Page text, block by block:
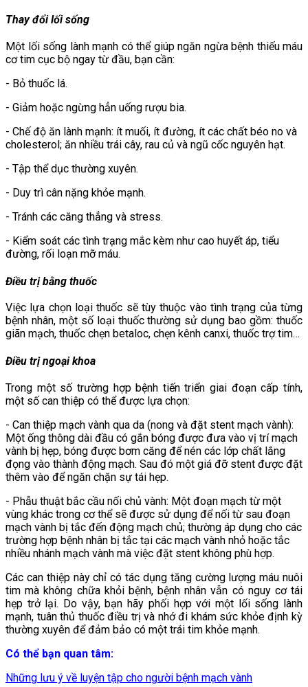
Thay đổi lối sống
Một lối sống lành mạnh có thể giúp ngăn ngừa bệnh thiếu máu
cơ tim cục bộ ngay từ đầu, bạn cần:
- Bỏ thuốc lá.
- Giảm hoặc ngừng hẳn uống rượu bia.
- Chế độ ăn lành mạnh: ít muối, ít đường, ít các chất béo no và
cholesterol; ăn nhiều trái cây, rau củ và ngũ cốc nguyên hạt.
- Tập thể dục thường xuyên.
- Duy trì cân nặng khỏe mạnh.
- Tránh các căng thẳng và stress.
- Kiểm soát các tình trạng mắc kèm như cao huyết áp, tiểu
đường, rối loạn mỡ máu.
Điều trị bằng thuốc
Việc lựa chọn loại thuốc sẽ tùy thuộc vào tình trạng của từng
bệnh nhân, một số loại thuốc thường sử dụng bao gồm: thuốc
giãn mạch, thuốc chẹn betaloc, chẹn kênh canxi, thuốc trợ tim…
Điều trị ngoại khoa
Trong một số trường hợp bệnh tiến triển giai đoạn cấp tính,
một số can thiệp có thể được lựa chọn:
- Can thiệp mạch vành qua da (nong và đặt stent mạch vành):
Một ống thông dài đầu có gắn bóng được đưa vào vị trí mạch
vành bị hẹp, bóng được bơm căng để nén các lớp chất lắng
đọng vào thành động mạch. Sau đó một giá đỡ stent được đặt
thêm vào để ngăn chặn sự tái hẹp.
- Phẫu thuật bắc cầu nối chủ vành: Một đoạn mạch từ một
vùng khác trong cơ thể sẽ được sử dụng để nối từ sau đoạn
mạch vành bị tắc đến động mạch chủ; thường áp dụng cho các
trường hợp bệnh nhân bị tắc tại các mạch vành nhỏ hoặc tắc
nhiều nhánh mạch vành mà việc đặt stent không phù hợp.
Các can thiệp này chỉ có tác dụng tăng cường lượng máu nuôi
tim mà không chữa khỏi bệnh, bệnh nhân vẫn có nguy cơ tái
hẹp trở lại. Do vậy, bạn hãy phối hợp với một lối sống lành
mạnh, tuân thủ thuốc điều trị và nhớ đi khám sức khỏe định kỳ
thường xuyên để đảm bảo có một trái tim khỏe mạnh.
Có thể bạn quan tâm:
Những lưu ý về luyện tập cho người bệnh mạch vành